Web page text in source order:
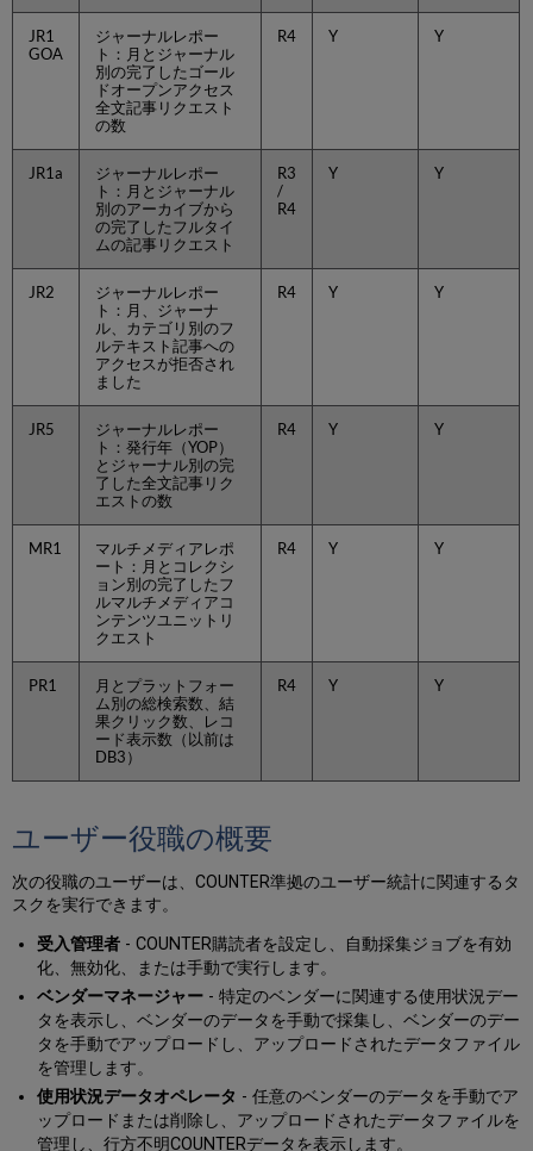
JR1
GOA
ジャーナルレポー
ト：月とジャーナル
別の完了したゴール
ドオープンアクセス
全文記事リクエスト
の数
R4 Y Y
JR1a
ジャーナルレポー
ト：月とジャーナル
別のアーカイブから
の完了したフルタイ
ムの記事リクエスト
R3
/
R4
Y Y
JR2
ジャーナルレポー
ト：月、ジャーナ
ル、カテゴリ別のフ
ルテキスト記事への
アクセスが拒否され
ました
R4 Y Y
JR5
ジャーナルレポー
ト：発行年（YOP）
とジャーナル別の完
了した全文記事リク
エストの数
R4 Y Y
MR1
マルチメディアレポ
ート：月とコレクシ
ョン別の完了したフ
ルマルチメディアコ
ンテンツユニットリ
クエスト
R4 Y Y
PR1
月とプラットフォー
ム別の総検索数、結
果クリック数、レコ
ード表示数（以前は
DB3）
R4 Y Y
ユーザー役職の概要
次の役職のユーザーは、COUNTER準拠のユーザー統計に関連するタ
スクを実行できます。
受入管理者- COUNTER購読者を設定し、自動採集ジョブを有効
化、無効化、または手動で実行します。
ベンダーマネージャー- 特定のベンダーに関連する使用状況デー
タを表示し、ベンダーのデータを手動で採集し、ベンダーのデー
タを手動でアップロードし、アップロードされたデータファイル
を管理します。
使用状況データオペレータ - 任意のベンダーのデータを手動でア
ップロードまたは削除し、アップロードされたデータファイルを
管理し、行方不明COUNTERデータを表示します。